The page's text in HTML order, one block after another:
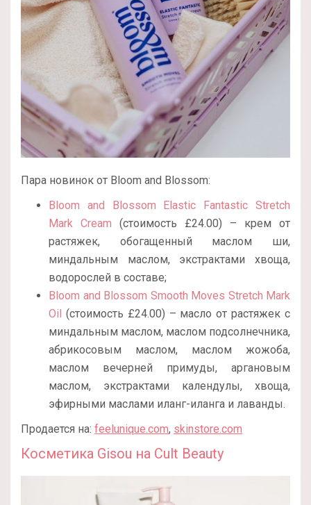
Пара новинок от Bloom and Blossom:
Bloom and Blossom Elastic Fantastic Stretch
Mark Cream (стоимость £24.00) – крем от
растяжек, обогащенный маслом ши,
миндальным маслом, экстрактами хвоща,
водорослей в составе;
Bloom and Blossom Smooth Moves Stretch Mark
Oil (стоимость £24.00) – масло от растяжек с
миндальным маслом, маслом подсолнечника,
абрикосовым маслом, маслом жожоба,
маслом вечерней примуды, аргановым
маслом, экстрактами календулы, хвоща,
эфирными маслами иланг-иланга и лаванды.
Продается на: feelunique.com, skinstore.com
Косметика Gisou на Cult Beauty